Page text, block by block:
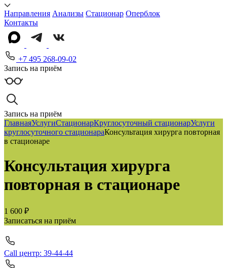
Направления Анализы Стационар Оперблок
Контакты
+7 495 268-09-02
Запись на приём
Запись на приём
ГлавнаяУслугиСтационарКруглосуточный стационарУслуги
круглосуточного стационараКонсультация хирурга повторная
в стационаре
Консультация хирурга
повторная в стационаре
1 600 ₽
Записаться на приём
Call центр: 39-44-44